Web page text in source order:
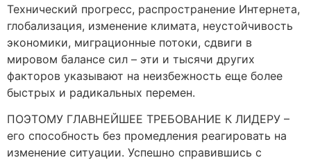
Технический прогресс, распространение Интернета,
глобализация, изменение климата, неустойчивость
экономики, миграционные потоки, сдвиги в
мировом балансе сил – эти и тысячи других
факторов указывают на неизбежность еще более
быстрых и радикальных перемен.
ПОЭТОМУ ГЛАВНЕЙШЕЕ ТРЕБОВАНИЕ К ЛИДЕРУ –
его способность без промедления реагировать на
изменение ситуации. Успешно справившись с